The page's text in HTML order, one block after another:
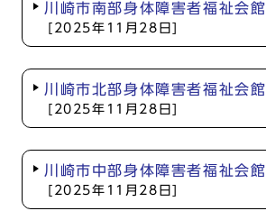
川崎市南部身体障害者福祉会館
[2025年11月28日]
川崎市北部身体障害者福祉会館
[2025年11月28日]
川崎市中部身体障害者福祉会館
[2025年11月28日]